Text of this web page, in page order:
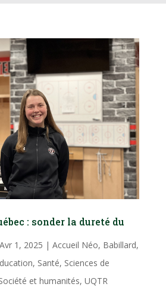
: sonder la dureté du
Avr 1, 2025 | Accueil Néo, Babillard,
, Santé, Sciences de
et humanités, UQTR